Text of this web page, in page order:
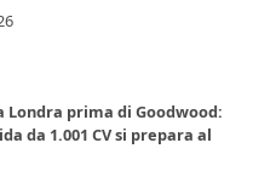
Londra prima di Goodwood:
da 1.001 CV si prepara al